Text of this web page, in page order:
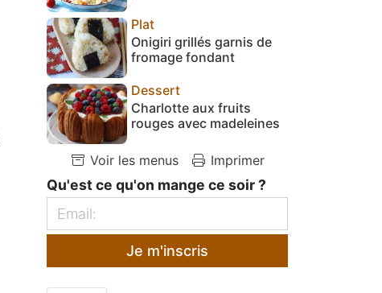
Plat
Onigiri grillés garnis de
fromage fondant
Dessert
Charlotte aux fruits
rouges avec madeleines
Voir les menus Imprimer
Qu'est ce qu'on mange ce soir ?
Je m'inscris